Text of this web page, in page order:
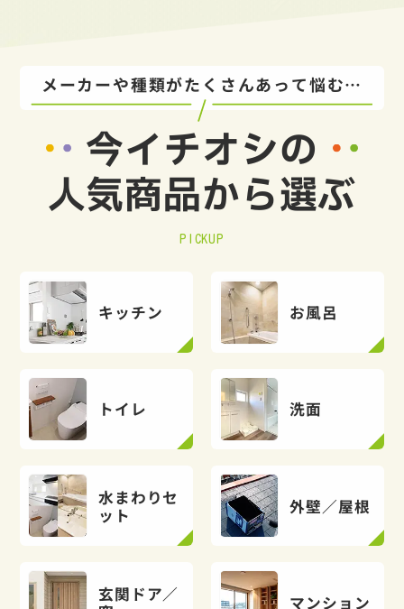
メーカーや種類がたくさんあって悩む…
今イチオシの
人気商品から選ぶ
PICKUP
キッチン お風呂
トイレ 洗面
水まわりセ
ット
外壁／屋根
玄関ドア／
マンション